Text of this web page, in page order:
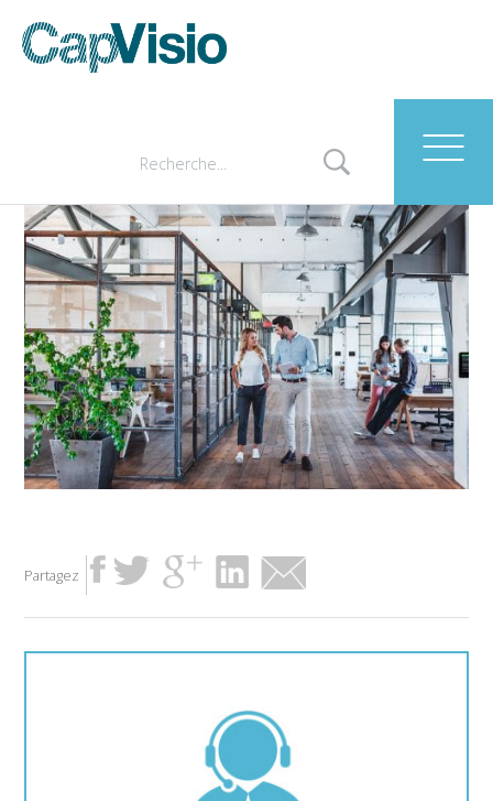
smiling young business
colleagues using digital
Partagez